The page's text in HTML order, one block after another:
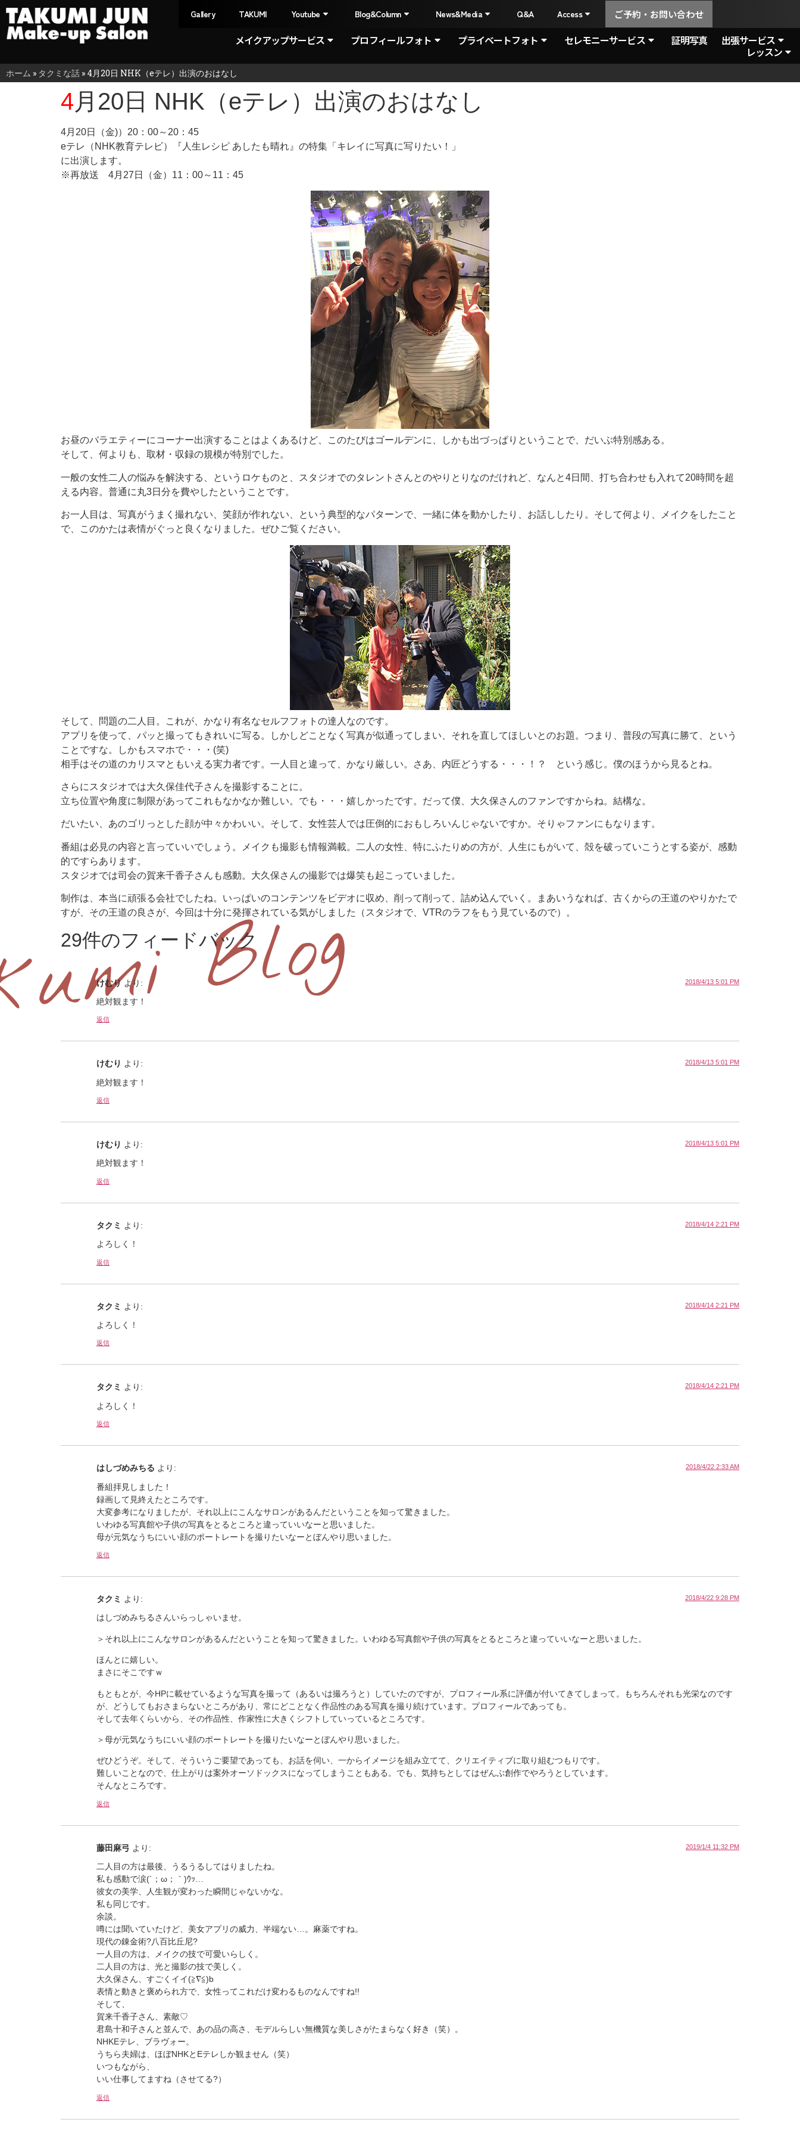
Gallery TAKUMI Youtube Blog&Column News&Media Q&A Access ご予約・お問い合わせ
メイクアップサービス プロフィールフォト プライベートフォト セレモニーサービス 証明写真
出張サービス
レッスン
ホーム » タクミな話 » 4月20日 NHK（eテレ）出演のおはなし
4月20日 NHK（eテレ）出演のおはなし
4月20日（金)）20：00～20：45
eテレ（NHK教育テレビ）『人生レシピ あしたも晴れ』の特集「キレイに写真に写りたい！」
に出演します。
※再放送 4月27日（金）11：00～11：45
お昼のバラエティーにコーナー出演することはよくあるけど、このたびはゴールデンに、しかも出づっぱりということで、だいぶ特別感ある。
そして、何よりも、取材・収録の規模が特別でした。
一般の女性二人の悩みを解決する、というロケものと、スタジオでのタレントさんとのやりとりなのだけれど、なんと4日間、打ち合わせも入れて20時間を超
える内容。普通に丸3日分を費やしたということです。
お一人目は、写真がうまく撮れない、笑顔が作れない、という典型的なパターンで、一緒に体を動かしたり、お話ししたり。そして何より、メイクをしたこと
で、このかたは表情がぐっと良くなりました。ぜひご覧ください。
そして、問題の二人目。これが、かなり有名なセルフフォトの達人なのです。
アプリを使って、パッと撮ってもきれいに写る。しかしどことなく写真が似通ってしまい、それを直してほしいとのお題。つまり、普段の写真に勝て、という
ことですな。しかもスマホで・・・(笑)
相手はその道のカリスマともいえる実力者です。一人目と違って、かなり厳しい。さあ、内匠どうする・・・！？ という感じ。僕のほうから見るとね。
さらにスタジオでは大久保佳代子さんを撮影することに。
立ち位置や角度に制限があってこれもなかなか難しい。でも・・・嬉しかったです。だって僕、大久保さんのファンですからね。結構な。
だいたい、あのゴリっとした顔が中々かわいい。そして、女性芸人では圧倒的におもしろいんじゃないですか。そりゃファンにもなります。
番組は必見の内容と言っていいでしょう。メイクも撮影も情報満載。二人の女性、特にふたりめの方が、人生にもがいて、殻を破っていこうとする姿が、感動
的ですらあります。
スタジオでは司会の賀来千香子さんも感動。大久保さんの撮影では爆笑も起こっていました。
制作は、本当に頑張る会社でしたね。いっぱいのコンテンツをビデオに収め、削って削って、詰め込んでいく。まあいうなれば、古くからの王道のやりかたで
すが、その王道の良さが、今回は十分に発揮されている気がしました（スタジオで、VTRのラフをもう見ているので）。
29件のフィードバック
けむり より: 2018/4/13 5:01 PM
絶対観ます！
返信
けむり より: 2018/4/13 5:01 PM
絶対観ます！
返信
けむり より: 2018/4/13 5:01 PM
絶対観ます！
返信
タクミ より: 2018/4/14 2:21 PM
よろしく！
返信
タクミ より: 2018/4/14 2:21 PM
よろしく！
返信
タクミ より: 2018/4/14 2:21 PM
よろしく！
返信
はしづめみちる より: 2018/4/22 2:33 AM
番組拝見しました！
録画して見終えたところです。
大変参考になりましたが、それ以上にこんなサロンがあるんだということを知って驚きました。
いわゆる写真館や子供の写真をとるところと違っていいなーと思いました。
母が元気なうちにいい顔のポートレートを撮りたいなーとぼんやり思いました。
返信
タクミ より: 2018/4/22 9:28 PM
はしづめみちるさんいらっしゃいませ。
＞それ以上にこんなサロンがあるんだということを知って驚きました。いわゆる写真館や子供の写真をとるところと違っていいなーと思いました。
ほんとに嬉しい。
まさにそこですｗ
もともとが、今HPに載せているような写真を撮って（あるいは撮ろうと）していたのですが、プロフィール系に評価が付いてきてしまって。もちろんそれも光栄なのです
が、どうしてもおさまらないところがあり、常にどことなく作品性のある写真を撮り続けています。プロフィールであっても。
そして去年くらいから、その作品性、作家性に大きくシフトしていっているところです。
＞母が元気なうちにいい顔のポートレートを撮りたいなーとぼんやり思いました。
ぜひどうぞ。そして、そういうご要望であっても、お話を伺い、一からイメージを組み立てて、クリエイティブに取り組むつもりです。
難しいことなので、仕上がりは案外オーソドックスになってしまうこともある。でも、気持ちとしてはぜんぶ創作でやろうとしています。
そんなところです。
返信
藤田麻弓 より: 2019/1/4 11:32 PM
二人目の方は最後、うるうるしてはりましたね。
私も感動で涙(´；ω；｀)ｳｯ…
彼女の美学、人生観が変わった瞬間じゃないかな。
私も同じです。
余談。
噂には聞いていたけど、美女アプリの威力、半端ない…。麻薬ですね。
現代の錬金術?八百比丘尼?
一人目の方は、メイクの技で可愛いらしく。
二人目の方は、光と撮影の技で美しく。
大久保さん、すごくイイ(≧∇≦)b
表情と動きと褒められ方で、女性ってこれだけ変わるものなんですね!!
そして、
賀来千香子さん、素敵♡
君島十和子さんと並んで、あの品の高さ、モデルらしい無機質な美しさがたまらなく好き（笑）。
NHKEテレ、ブラヴォー。
うちら夫婦は、ほぼNHKとEテレしか観ません（笑）
いつもながら、
いい仕事してますね（させてる?）
返信